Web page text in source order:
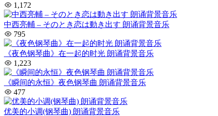
1,172
中西亮輔 – そのとき恋は動き出す 朗诵背景音乐
795
《夜色钢琴曲》在一起的时光 朗诵背景音乐
1,223
《瞬间的永恒》夜色钢琴曲 朗诵背景音乐
477
优美的小调(钢琴曲) 朗诵背景音乐